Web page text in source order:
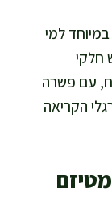
למי
חלקי
עם פשרה
הקריאה